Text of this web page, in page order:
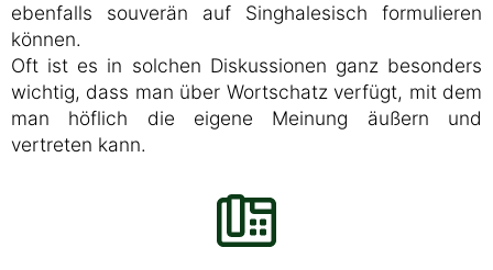
ebenfalls souverän auf Singhalesisch formulieren
können.
Oft ist es in solchen Diskussionen ganz besonders
wichtig, dass man über Wortschatz verfügt, mit dem
man höflich die eigene Meinung äußern und
vertreten kann.